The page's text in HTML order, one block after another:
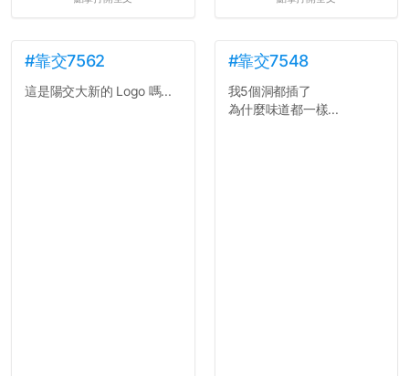
#靠交7562
這是陽交大新的 Logo 嗎...
#靠交7548
我5個洞都插了
為什麼味道都一樣...